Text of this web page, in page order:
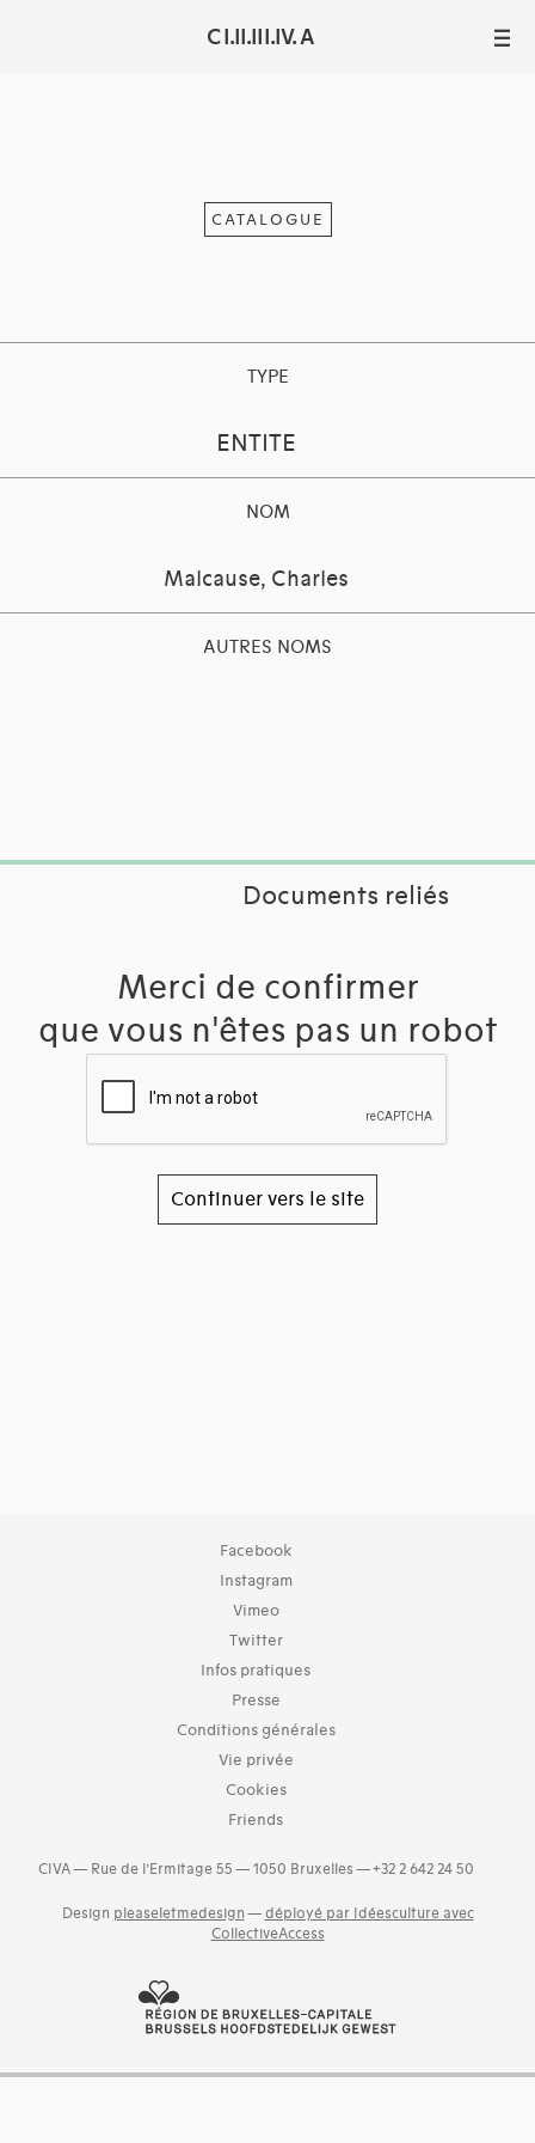
C I.II.III.IV. A III
CATALOGUE
TYPE
ENTITE
NOM
Malcause, Charles
AUTRES NOMS
Documents reliés
Merci de confirmer
que vous n'êtes pas un robot
Continuer vers le site
Facebook
Instagram
Vimeo
Twitter
Infos pratiques
Presse
Conditions générales
Vie privée
Cookies
Friends
CIVA — Rue de l’Ermitage 55 — 1050 Bruxelles — +32 2 642 24 50
Design pleaseletmedesign — déployé par Idéesculture avec
CollectiveAccess